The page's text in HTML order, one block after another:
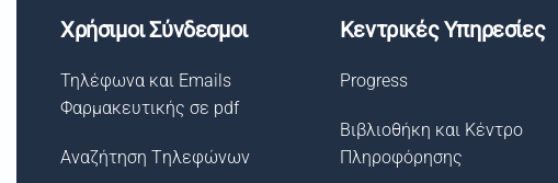
Χρήσιμοι Σύνδεσμοι
Τηλέφωνα και Emails
Φαρμακευτικής σε pdf
Αναζήτηση Tηλεφώνων
Κεντρικές Υπηρεσίες
Progress
Βιβλιοθήκη και Κέντρο
Πληροφόρησης